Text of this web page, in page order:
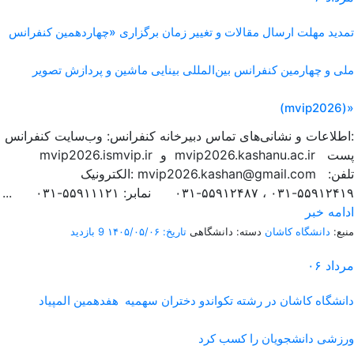
تمدید مهلت ارسال مقالات و تغییر زمان برگزاری «چهاردهمین کنفرانس
ملی و چهارمین کنفرانس بین‌المللی بینایی ماشین و پردازش تصویر
(mvip2026)»
اطلاعات و نشانی‌های تماس دبیرخانه کنفرانس: وب‌سایت کنفرانس:
mvip2026.ismvip.ir و mvip2026.kashanu.ac.ir پست
الکترونیک: mvip2026.kashan@gmail.com تلفن:
۵۵۹۱۲۴۱۹-۰۳۱ ، ۵۵۹۱۲۴۸۷-۰۳۱ نمابر: ۵۵۹۱۱۱۲۱-۰۳۱ ...
ادامه خبر
منبع: دانشگاه کاشان دسته: دانشگاهی تاریخ: ۱۴۰۵/۰۵/۰۶ 9 بازدید
۰۶ مرداد
دانشگاه کاشان در رشته تکواندو دختران سهمیه هفدهمین المپیاد
ورزشی دانشجویان را کسب کرد